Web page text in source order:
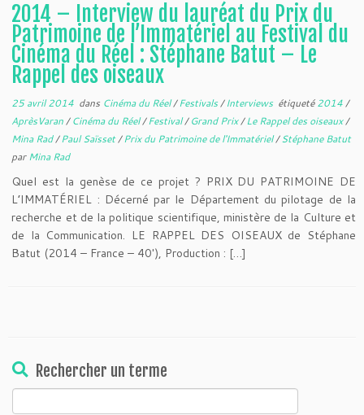
2014 – Interview du lauréat du Prix du
Patrimoine de l’Immatériel au Festival du
Cinéma du Réel : Stéphane Batut – Le
Rappel des oiseaux
25 avril 2014 dans Cinéma du Réel/Festivals/Interviews étiqueté2014/
AprèsVaran/Cinéma du Réel/Festival/Grand Prix/Le Rappel des oiseaux/
Mina Rad/Paul Saïsset/Prix du Patrimoine de l'Immatériel/Stéphane Batut
parMina Rad
Quel est la genèse de ce projet ? PRIX DU PATRIMOINE DE
L’IMMATÉRIEL : Décerné par le Département du pilotage de la
recherche et de la politique scientifique, ministère de la Culture et
de la Communication. LE RAPPEL DES OISEAUX de Stéphane
Batut (2014 – France – 40′), Production : […]
Rechercher un terme